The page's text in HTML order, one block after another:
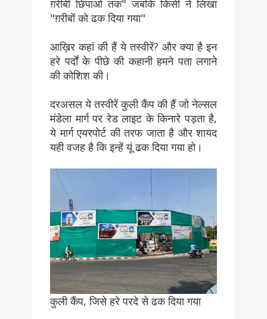
ग़रीबी छिपाओ तक" जबकि किसी ने लिखा
"ग़रीबों को ढक दिया गया"
आख़िर कहां की हैं ये तस्वीरें? और क्या है इन
हरे पर्दों के पीछे की कहानी हमने पता लगाने
की कोशिश की।
दरअसल ये तस्वीरें कुली कैंप की हैं जो नेल्सल
मंडेला मार्ग पर रेड लाइट के किनारे पड़ता है,
ये मार्ग एयरपोर्ट की तरफ जाता है और शायद
यही वजह है कि इन्हें यूं ढक दिया गया हो।
कुली कैंप, जिसे हरे परदे से ढक दिया गया